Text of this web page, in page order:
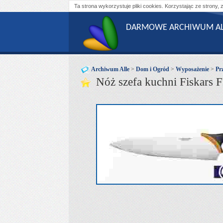
Ta strona wykorzystuje pliki cookies. Korzystając ze strony,
DARMOWE ARCHIWUM
Archiwum Alle > Dom i Ogród > Wyposażenie >
Nóż szefa kuchni Fiskars